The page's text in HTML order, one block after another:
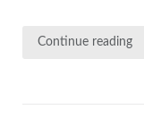
Continue reading